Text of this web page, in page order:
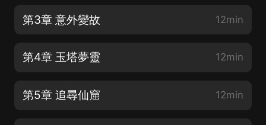
第3章 意外變故 12min
第4章 玉塔夢靈 12min
第5章 追尋仙窟 12min